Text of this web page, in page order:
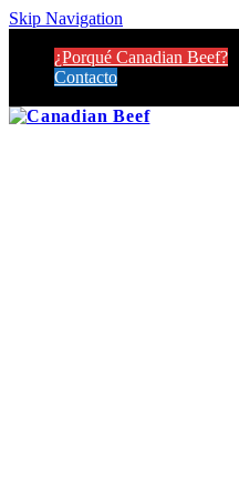
Skip Navigation
¿Porqué Canadian Beef?
Contacto